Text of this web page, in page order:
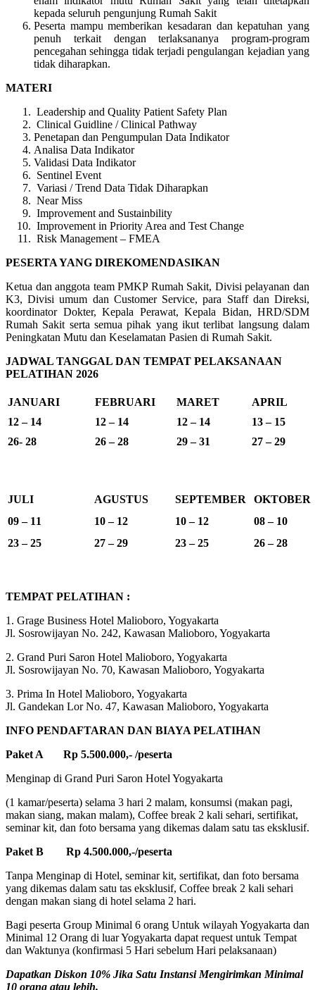
kepada seluruh pengunjung Rumah Sakit
Peserta mampu memberikan kesadaran dan kepatuhan yang
penuh terkait dengan terlaksananya program-program
pencegahan sehingga tidak terjadi pengulangan kejadian yang
tidak diharapkan.
MATERI
Leadership and Quality Patient Safety Plan
Clinical Guidline / Clinical Pathway
Penetapan dan Pengumpulan Data Indikator
Analisa Data Indikator
Validasi Data Indikator
Sentinel Event
Variasi / Trend Data Tidak Diharapkan
Near Miss
Improvement and Sustainbility
Improvement in Priority Area and Test Change
Risk Management – FMEA
PESERTA YANG DIREKOMENDASIKAN
Ketua dan anggota team PMKP Rumah Sakit, Divisi pelayanan dan
K3, Divisi umum dan Customer Service, para Staff dan Direksi,
koordinator Dokter, Kepala Perawat, Kepala Bidan, HRD/SDM
Rumah Sakit serta semua pihak yang ikut terlibat langsung dalam
Peningkatan Mutu dan Keselamatan Pasien di Rumah Sakit.
JADWAL TANGGAL DAN TEMPAT PELAKSANAAN
PELATIHAN 2026
JANUARI FEBRUARI MARET
APRIL
12 – 14
12 – 14 12 – 14
13 – 15
26- 28
26 – 28 29 – 31 27 – 29
JULI AGUSTUS SEPTEMBER
OKTOBER
09 – 11
10 – 12 10 – 12
08 – 10
23 – 25
27 – 29 23 – 25 26 – 28
TEMPAT PELATIHAN :
1. Grage Business Hotel Malioboro, Yogyakarta
Jl. Sosrowijayan No. 242, Kawasan Malioboro, Yogyakarta
2. Grand Puri Saron Hotel Malioboro, Yogyakarta
Jl. Sosrowijayan No. 70, Kawasan Malioboro, Yogyakarta
3. Prima In Hotel Malioboro, Yogyakarta
Jl. Gandekan Lor No. 47, Kawasan Malioboro, Yogyakarta
INFO PENDAFTARAN DAN BIAYA PELATIHAN
Paket A Rp 5.500.000,- /peserta
Menginap di Grand Puri Saron Hotel Yogyakarta
(1 kamar/peserta) selama 3 hari 2 malam, konsumsi (makan pagi,
makan siang, makan malam), Coffee break 2 kali sehari, sertifikat,
seminar kit, dan foto bersama yang dikemas dalam satu tas eksklusif.
Paket B Rp 4.500.000,-/peserta
Tanpa Menginap di Hotel, seminar kit, sertifikat, dan foto bersama
yang dikemas dalam satu tas eksklusif, Coffee break 2 kali sehari
dengan makan siang di hotel selama 2 hari.
Bagi peserta Group Minimal 6 orang Untuk wilayah Yogyakarta dan
Minimal 12 Orang di luar Yogyakarta dapat request untuk Tempat
dan Waktunya (konfirmasi 5 Hari sebelum Hari pelaksanaan)
Dapatkan Diskon 10% Jika Satu Instansi Mengirimkan Minimal
10 orang atau lebih.